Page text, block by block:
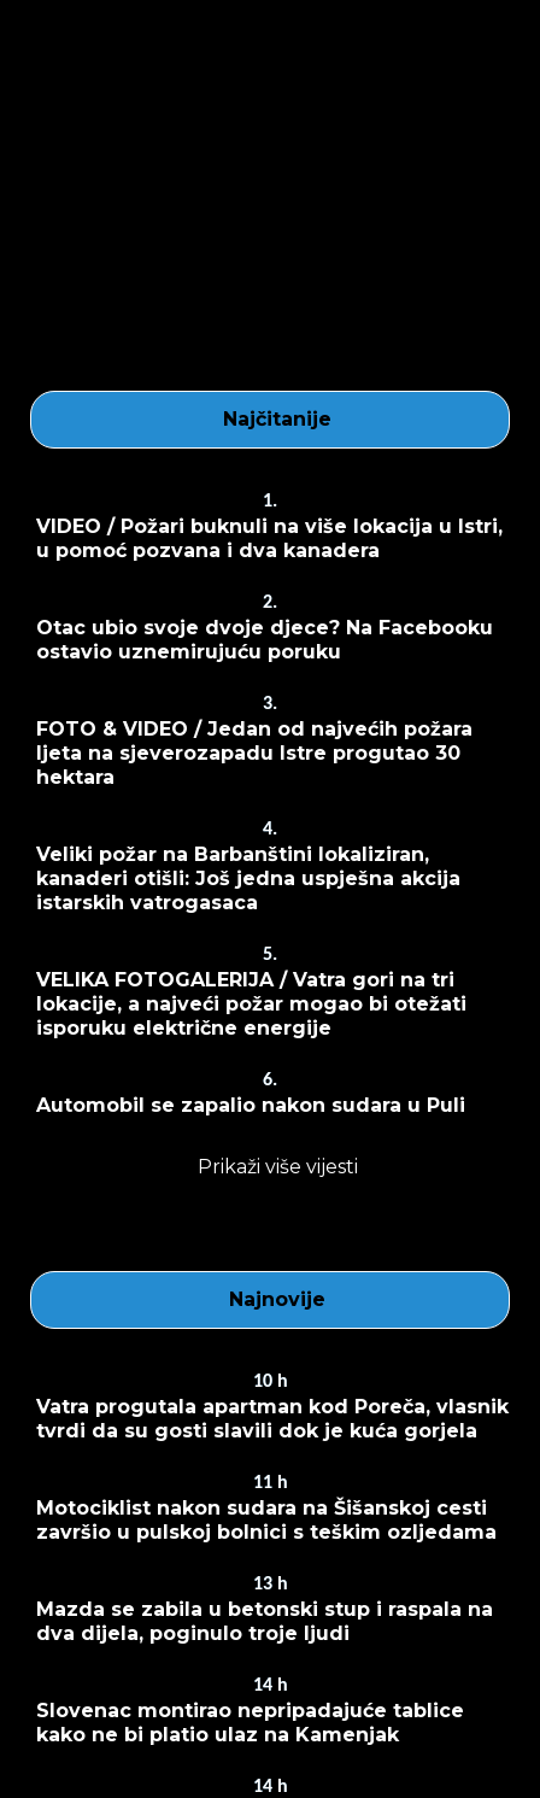
Najčitanije
1.
VIDEO / Požari buknuli na više lokacija u Istri,
u pomoć pozvana i dva kanadera
2.
Otac ubio svoje dvoje djece? Na Facebooku
ostavio uznemirujuću poruku
3.
FOTO & VIDEO / Jedan od najvećih požara
ljeta na sjeverozapadu Istre progutao 30
hektara
4.
Veliki požar na Barbanštini lokaliziran,
kanaderi otišli: Još jedna uspješna akcija
istarskih vatrogasaca
5.
VELIKA FOTOGALERIJA / Vatra gori na tri
lokacije, a najveći požar mogao bi otežati
isporuku električne energije
6.
Automobil se zapalio nakon sudara u Puli
Prikaži više vijesti
Najnovije
10 h
Vatra progutala apartman kod Poreča, vlasnik
tvrdi da su gosti slavili dok je kuća gorjela
11 h
Motociklist nakon sudara na Šišanskoj cesti
završio u pulskoj bolnici s teškim ozljedama
13 h
Mazda se zabila u betonski stup i raspala na
dva dijela, poginulo troje ljudi
14 h
Slovenac montirao nepripadajuće tablice
kako ne bi platio ulaz na Kamenjak
14 h